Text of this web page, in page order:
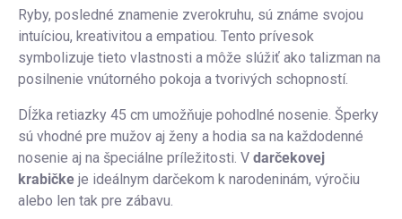
Ryby, posledné znamenie zverokruhu, sú známe svojou
intuíciou, kreativitou a empatiou. Tento prívesok
symbolizuje tieto vlastnosti a môže slúžiť ako talizman na
posilnenie vnútorného pokoja a tvorivých schopností.
Dĺžka retiazky 45 cm umožňuje pohodlné nosenie. Šperky
sú vhodné pre mužov aj ženy a hodia sa na každodenné
nosenie aj na špeciálne príležitosti. V darčekovej
krabičke je ideálnym darčekom k narodeninám, výročiu
alebo len tak pre zábavu.